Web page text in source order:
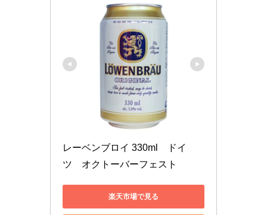
レーベンブロイ 330ml　ドイ
ツ　オクトーバーフェスト
楽天市場で見る